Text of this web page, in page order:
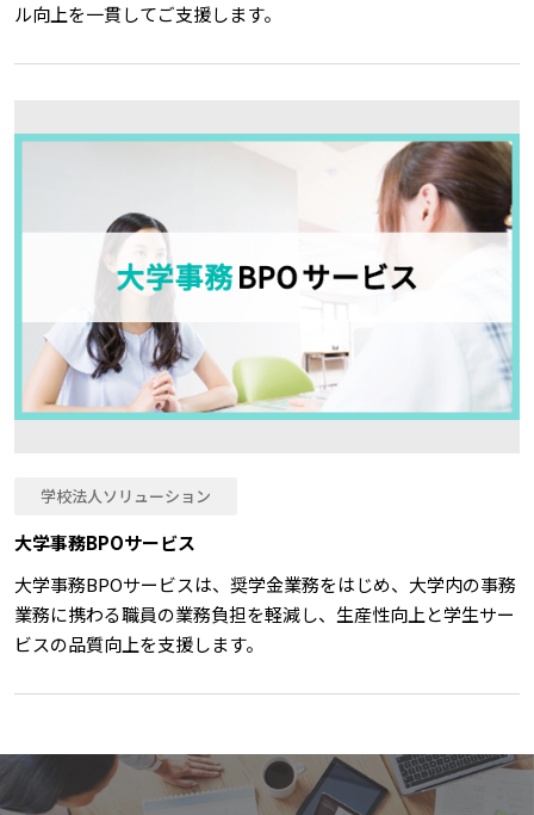
ル向上を一貫してご支援します。
学校法人ソリューション
大学事務BPOサービス
大学事務BPOサービスは、奨学金業務をはじめ、⼤学内の事務
業務に携わる職員の業務負担を軽減し、生産性向上と学生サー
ビスの品質向上を支援します。